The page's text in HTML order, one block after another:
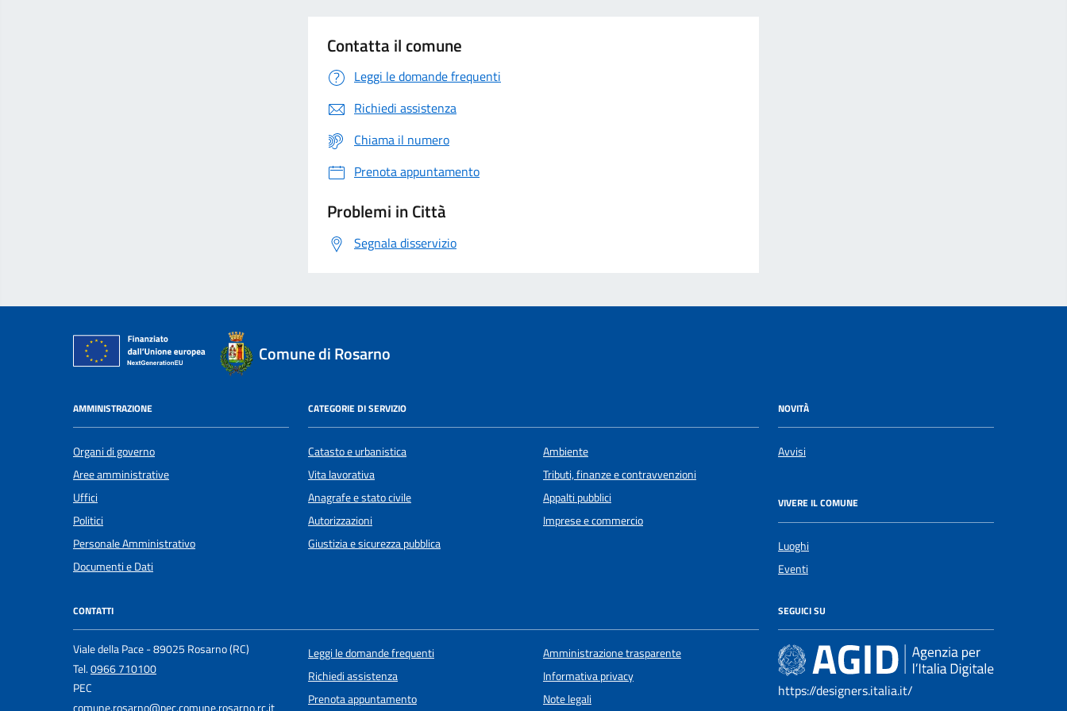
Contatta il comune
Leggi le domande frequenti
Richiedi assistenza
Chiama il numero
Prenota appuntamento
Problemi in Città
Segnala disservizio
Comune di Rosarno
AMMINISTRAZIONE
Organi di governo
Aree amministrative
Uffici
Politici
Personale Amministrativo
Documenti e Dati
CATEGORIE DI SERVIZIO
Catasto e urbanistica
Vita lavorativa
Anagrafe e stato civile
Autorizzazioni
Giustizia e sicurezza pubblica
Ambiente
Tributi, finanze e contravvenzioni
Appalti pubblici
Imprese e commercio
NOVITÀ
Avvisi
VIVERE IL COMUNE
Luoghi
Eventi
CONTATTI
Viale della Pace - 89025 Rosarno (RC)
Tel.0966 710100
PEC
Leggi le domande frequenti
Richiedi assistenza
Prenota appuntamento
Amministrazione trasparente
Informativa privacy
Note legali
SEGUICI SU
https://designers.italia.it/